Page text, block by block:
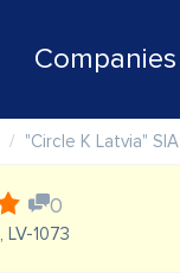
Companies
"Circle K Latvia" SIA
0
LV-1073